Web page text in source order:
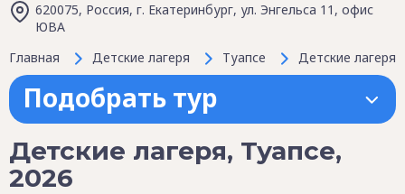
620075, Россия, г. Екатеринбург, ул. Энгельса 11, офис
ЮВА
Главная
Детские лагеря Туапсе Детские лагеря,
Подобрать тур
Детские лагеря, Туапсе,
2026